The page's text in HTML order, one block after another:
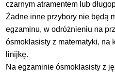
czarnym atramentem lub
Żadne inne przybory nie będą
egzaminu, w odróżnieniu na
ósmoklasisty z matematyki, na
linijkę.
Na egzaminie ósmoklasisty z